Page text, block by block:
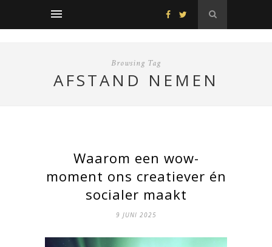
Browsing Tag
AFSTAND NEMEN
Waarom een wow-
moment ons creatiever én
socialer maakt
9 JUNI 2025